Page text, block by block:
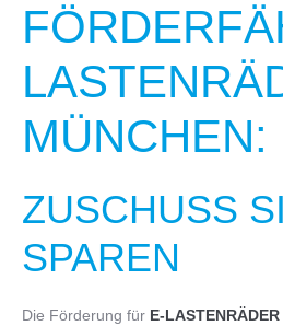
MÜNCHEN:
ZUSCHUSS
SPAREN
Die Förderung für E-LASTENRÄDER